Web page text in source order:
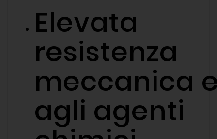
Elevata
resistenza
meccanica
agli agenti